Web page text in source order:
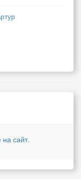
на сайт.